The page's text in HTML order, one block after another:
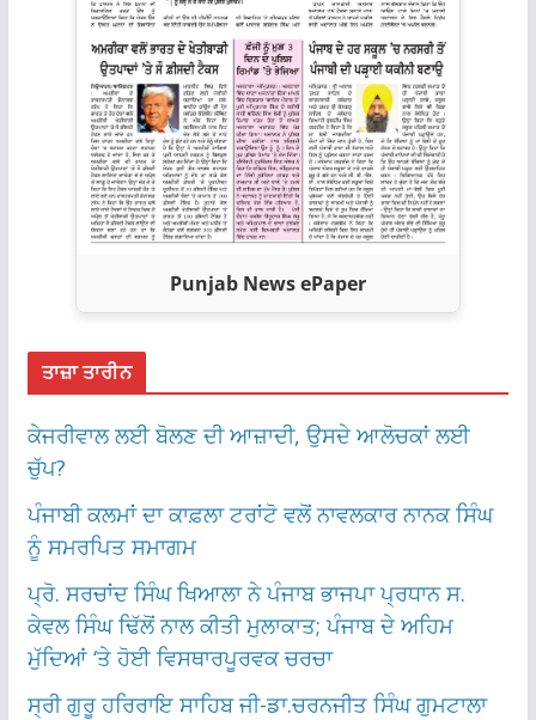
Punjab News ePaper
ਤਾਜ਼ਾ ਤਾਰੀਨ
ਕੇਜਰੀਵਾਲ ਲਈ ਬੋਲਣ ਦੀ ਆਜ਼ਾਦੀ, ਉਸਦੇ ਆਲੋਚਕਾਂ ਲਈ
ਚੁੱਪ?
ਪੰਜਾਬੀ ਕਲਮਾਂ ਦਾ ਕਾਫ਼ਲਾ ਟਰਾਂਟੋ ਵਲੋਂ ਨਾਵਲਕਾਰ ਨਾਨਕ ਸਿੰਘ
ਨੂੰ ਸਮਰਪਿਤ ਸਮਾਗਮ
ਪ੍ਰੋ. ਸਰਚਾਂਦ ਸਿੰਘ ਖਿਆਲਾ ਨੇ ਪੰਜਾਬ ਭਾਜਪਾ ਪ੍ਰਧਾਨ ਸ.
ਕੇਵਲ ਸਿੰਘ ਢਿੱਲੋਂ ਨਾਲ ਕੀਤੀ ਮੁਲਾਕਾਤ; ਪੰਜਾਬ ਦੇ ਅਹਿਮ
ਮੁੱਦਿਆਂ ‘ਤੇ ਹੋਈ ਵਿਸਥਾਰਪੂਰਵਕ ਚਰਚਾ
ਸ੍ਰੀ ਗੁਰੂ ਹਰਿਰਾਇ ਸਾਹਿਬ ਜੀ-ਡਾ.ਚਰਨਜੀਤ ਸਿੰਘ ਗੁਮਟਾਲਾ